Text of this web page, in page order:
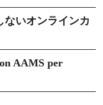
ないオンラインカ
AAMS per